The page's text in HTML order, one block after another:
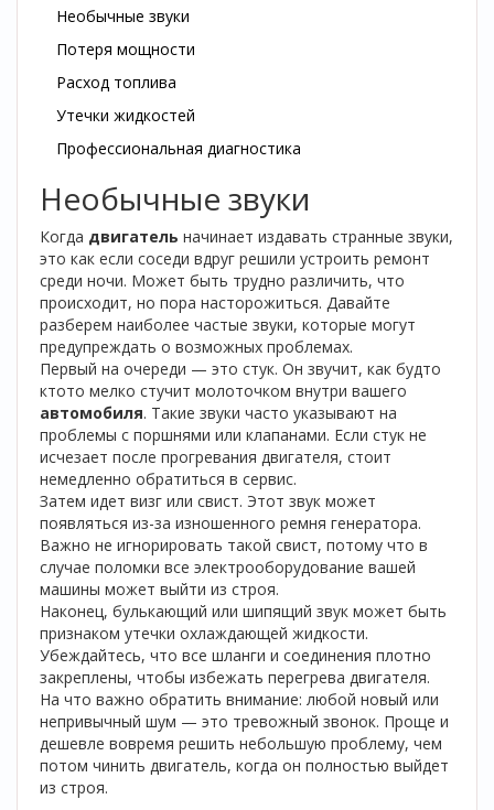
Необычные звуки
Потеря мощности
Расход топлива
Утечки жидкостей
Профессиональная диагностика
Необычные звуки
Когда двигатель начинает издавать странные звуки,
это как если соседи вдруг решили устроить ремонт
среди ночи. Может быть трудно различить, что
происходит, но пора насторожиться. Давайте
разберем наиболее частые звуки, которые могут
предупреждать о возможных проблемах.
Первый на очереди — это стук. Он звучит, как будто
ктото мелко стучит молоточком внутри вашего
автомобиля. Такие звуки часто указывают на
проблемы с поршнями или клапанами. Если стук не
исчезает после прогревания двигателя, стоит
немедленно обратиться в сервис.
Затем идет визг или свист. Этот звук может
появляться из-за изношенного ремня генератора.
Важно не игнорировать такой свист, потому что в
случае поломки все электрооборудование вашей
машины может выйти из строя.
Наконец, булькающий или шипящий звук может быть
признаком утечки охлаждающей жидкости.
Убеждайтесь, что все шланги и соединения плотно
закреплены, чтобы избежать перегрева двигателя.
На что важно обратить внимание: любой новый или
непривычный шум — это тревожный звонок. Проще и
дешевле вовремя решить небольшую проблему, чем
потом чинить двигатель, когда он полностью выйдет
из строя.